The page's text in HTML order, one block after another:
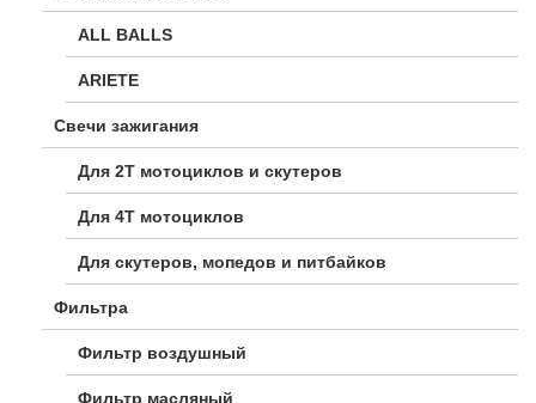
ALL BALLS
ARIETE
Свечи зажигания
Для 2Т мотоциклов и скутеров
Для 4Т мотоциклов
Для скутеров, мопедов и питбайков
Фильтра
Фильтр воздушный
Фильтр масляный